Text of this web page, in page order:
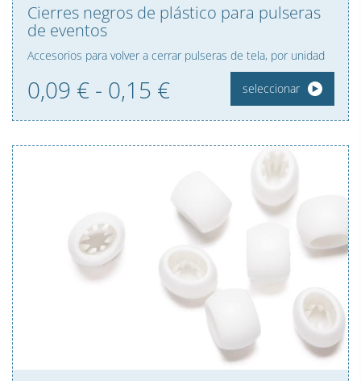
Cierres negros de plástico para pulseras
de eventos
Accesorios para volver a cerrar pulseras de tela, por unidad
0,09 € - 0,15 € seleccionar